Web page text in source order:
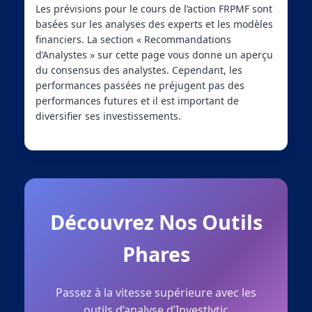
Les prévisions pour le cours de l’action FRPMF sont
basées sur les analyses des experts et les modèles
financiers. La section « Recommandations
d’Analystes » sur cette page vous donne un aperçu
du consensus des analystes. Cependant, les
performances passées ne préjugent pas des
performances futures et il est important de
diversifier ses investissements.
Découvrez Nos Outils
Phares
Passez à la vitesse supérieure avec les